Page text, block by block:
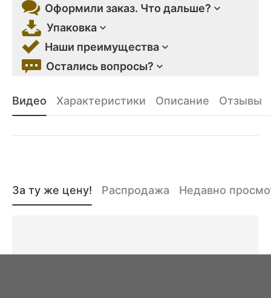
Оформили заказ. Что дальше?
Упаковка
Наши преимущества
Остались вопросы?
Видео Характеристики Описание Отзывы
За ту же цену! Распродажа Недавно